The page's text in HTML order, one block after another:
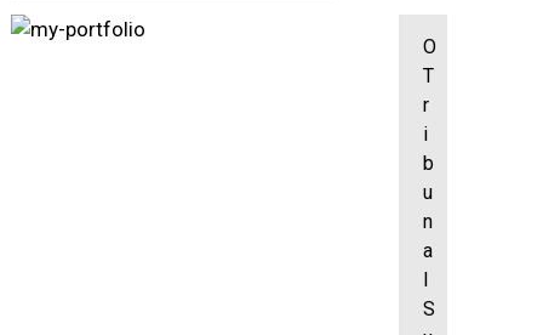
O
T
r
i
b
u
n
a
l
S